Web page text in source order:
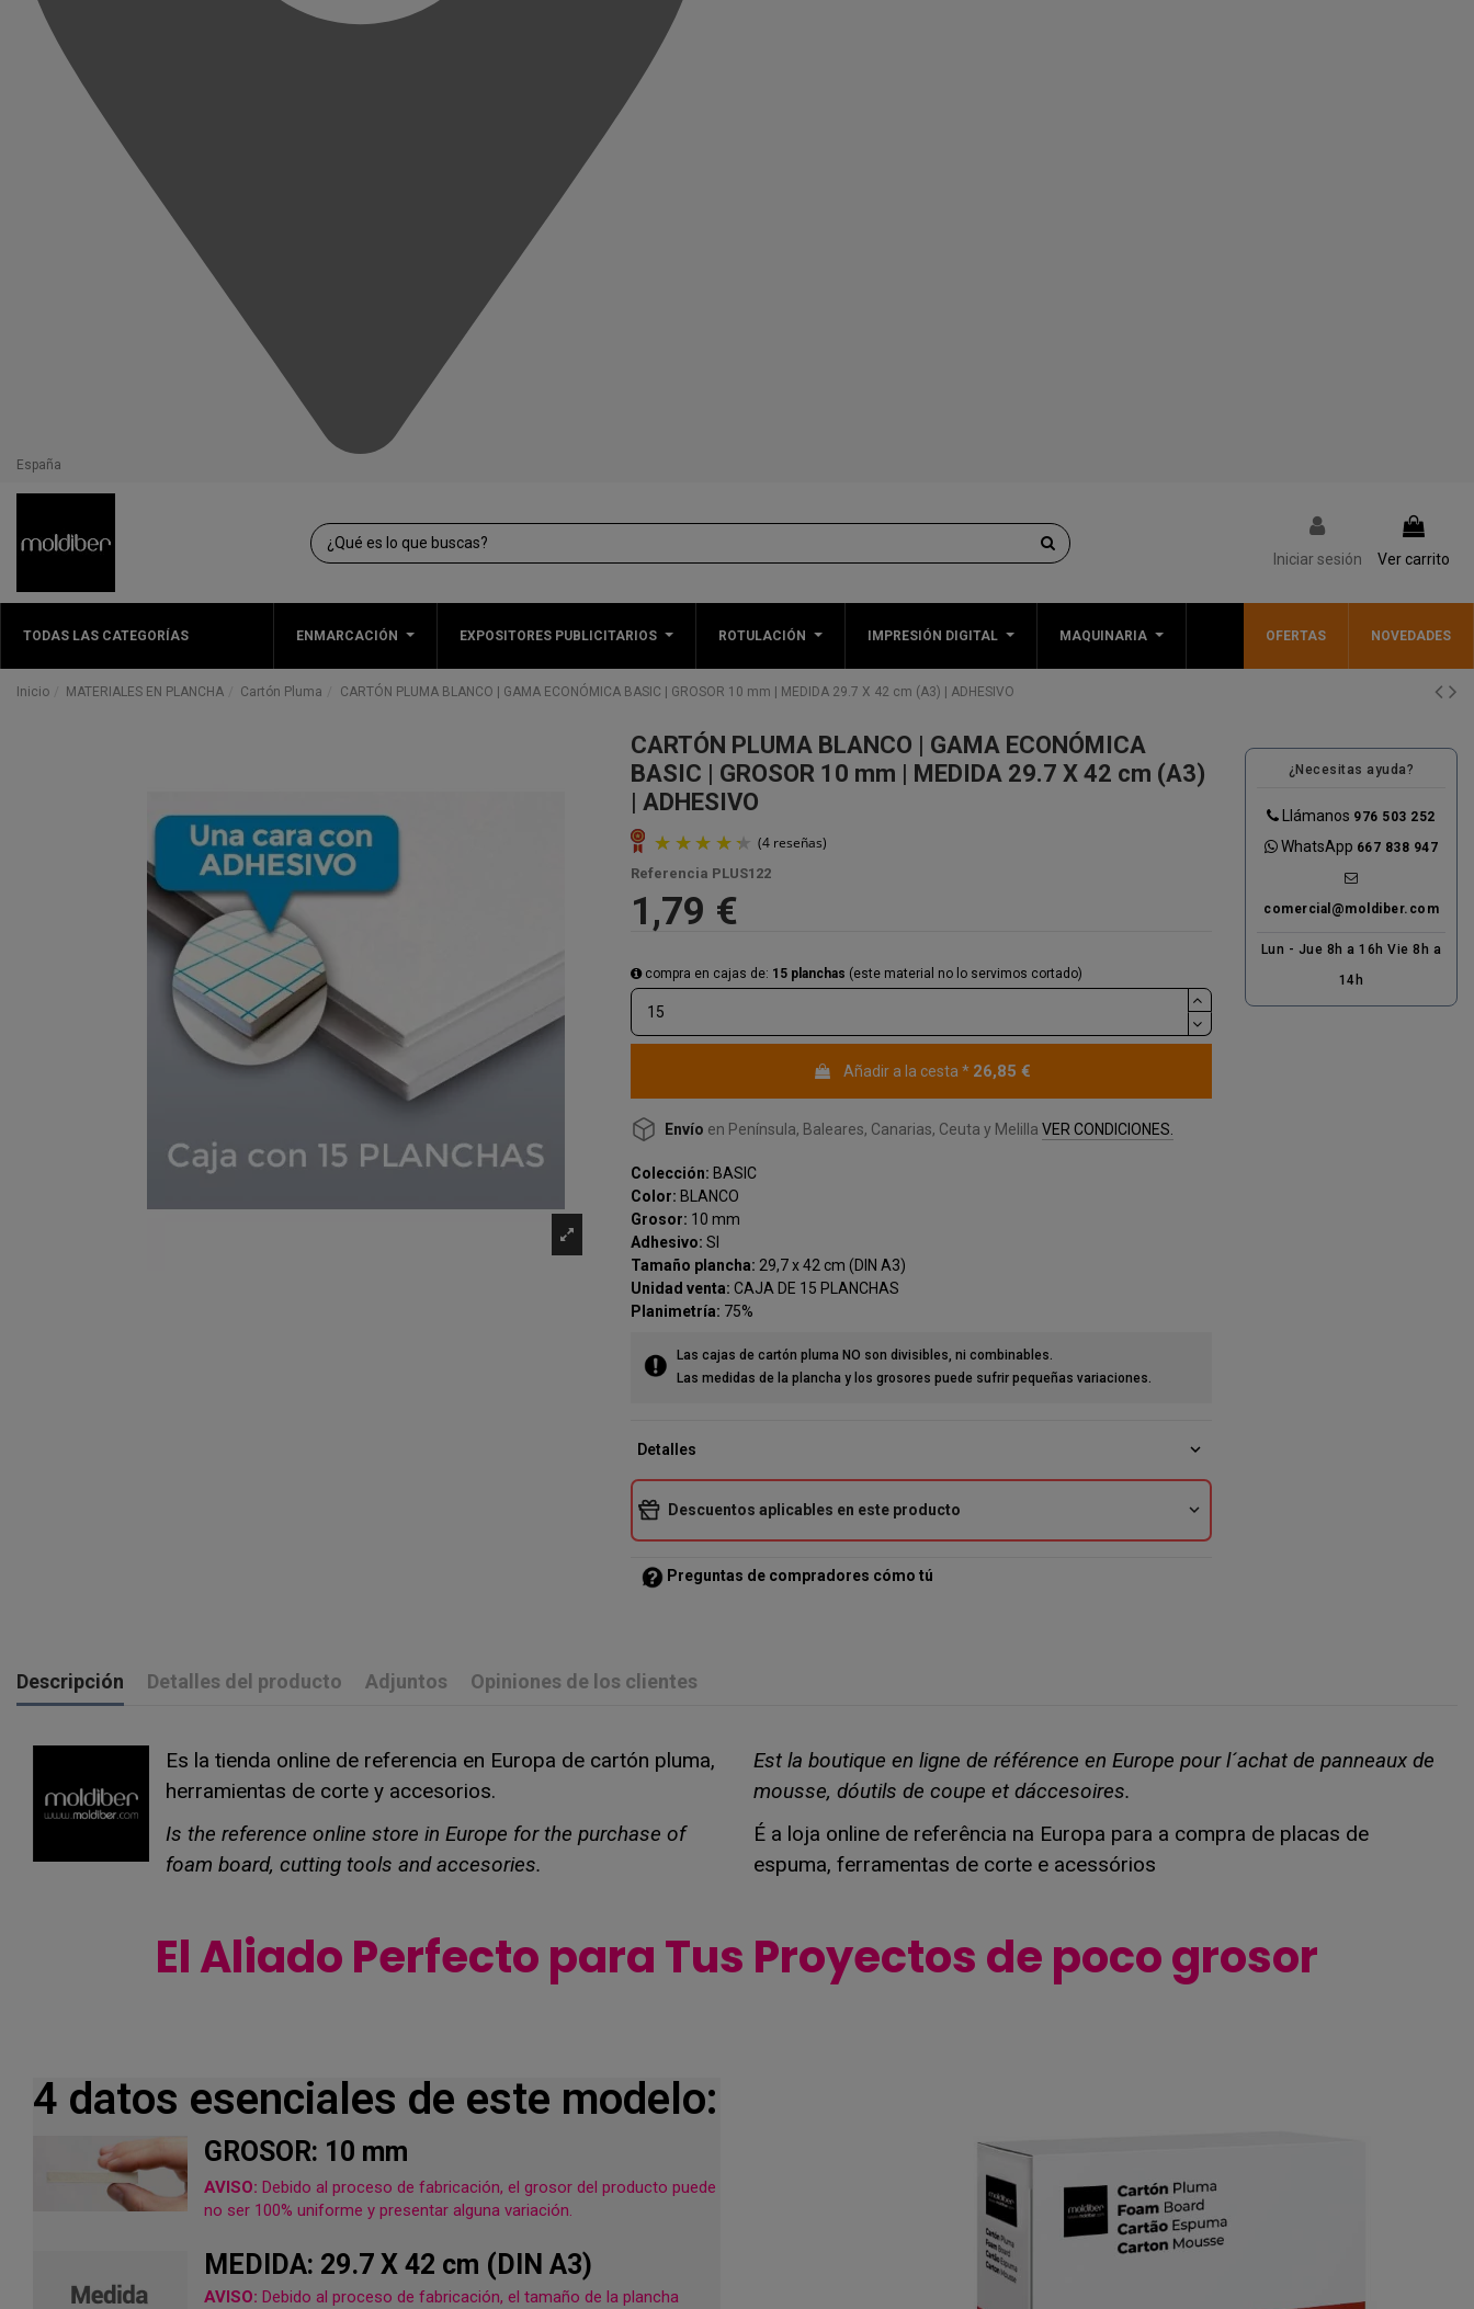
España
Iniciar sesión Ver carrito
TODAS LAS CATEGORÍAS ENMARCACIÓN EXPOSITORES PUBLICITARIOS ROTULACIÓN IMPRESIÓN DIGITAL MAQUINARIA OFERTAS NOVEDADES
Inicio MATERIALES EN PLANCHA Cartón Pluma CARTÓN PLUMA BLANCO | GAMA ECONÓMICA BASIC | GROSOR 10 mm | MEDIDA 29.7 X 42 cm (A3) | ADHESIVO
CARTÓN PLUMA BLANCO | GAMA ECONÓMICA
BASIC | GROSOR 10 mm | MEDIDA 29.7 X 42 cm (A3)
| ADHESIVO
(4 reseñas)
Referencia PLUS122
1,79 €
compra en cajas de: 15 planchas (este material no lo servimos cortado)
Añadir a la cesta * 26,85 €
Envío en Península, Baleares, Canarias, Ceuta y Melilla VER CONDICIONES.
Colección: BASIC
Color: BLANCO
Grosor: 10 mm
Adhesivo: SI
Tamaño plancha: 29,7 x 42 cm (DIN A3)
Unidad venta: CAJA DE 15 PLANCHAS
Planimetría: 75%
Las cajas de cartón pluma NO son divisibles, ni combinables.
Las medidas de la plancha y los grosores puede sufrir pequeñas variaciones.
Detalles expand_more
Descuentos aplicables en este producto expand_more
Preguntas de compradores cómo tú
¿Necesitas ayuda?
Llámanos 976 503 252
WhatsApp 667 838 947
comercial@moldiber.com
Lun - Jue 8h a 16h Vie 8h a
14h
Descripción Detalles del producto Adjuntos Opiniones de los clientes
Es la tienda online de referencia en Europa de cartón pluma,
herramientas de corte y accesorios.
Is the reference online store in Europe for the purchase of
foam board, cutting tools and accesories.
Est la boutique en ligne de référence en Europe pour l´achat de panneaux de
mousse, dóutils de coupe et dáccesoires.
É a loja online de referência na Europa para a compra de placas de
espuma, ferramentas de corte e acessórios
El Aliado Perfecto para Tus Proyectos de poco grosor
4 datos esenciales de este modelo:
GROSOR: 10 mm
AVISO: Debido al proceso de fabricación, el grosor del producto puede
no ser 100% uniforme y presentar alguna variación.
MEDIDA: 29.7 X 42 cm (DIN A3)
AVISO: Debido al proceso de fabricación, el tamaño de la plancha